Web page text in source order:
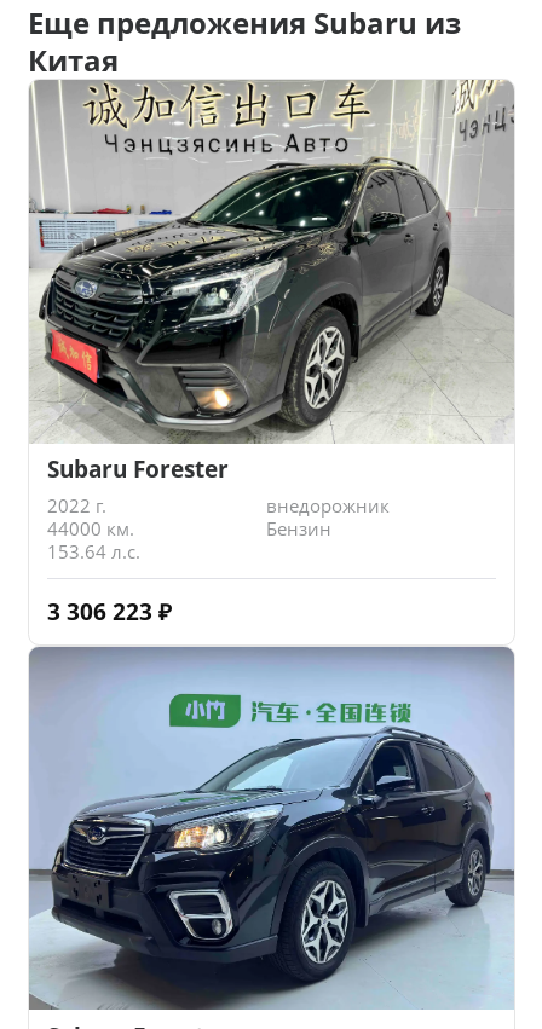
Еще предложения Subaru из
Китая
Subaru Forester
2022 г.
внедорожник
44000 км.
Бензин
153.64 л.с.
3 306 223 ₽